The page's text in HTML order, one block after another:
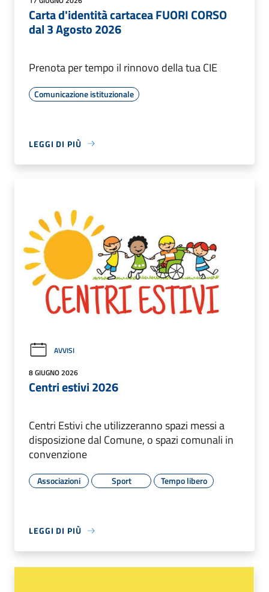
Carta d'identità cartacea FUORI CORSO
dal 3 Agosto 2026
Prenota per tempo il rinnovo della tua CIE
Comunicazione istituzionale
LEGGI DI PIÙ
AVVISI
8 GIUGNO 2026
Centri estivi 2026
Centri Estivi che utilizzeranno spazi messi a
disposizione dal Comune, o spazi comunali in
convenzione
Associazioni Sport Tempo libero
LEGGI DI PIÙ